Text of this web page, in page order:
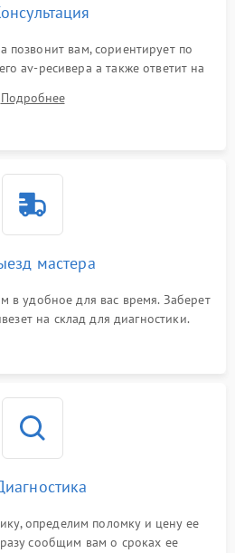
позвонит вам, сориентирует по
av-ресивера а также ответит на
Подробнее
мастера
в удобное для вас время. Заберет
на склад для диагностики.
определим поломку и цену ее
сообщим вам о сроках ее